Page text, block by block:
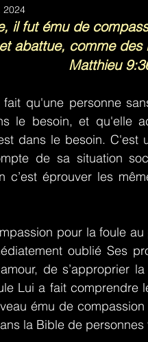
2024
il fut ému de
abattue, comme
Matthieu
qu'une personne
le besoin, et qu'elle
dans le besoin. C'est
de sa situation
c’est éprouver les
pour la foule
oublié Ses
de s’approprier
Lui a fait comprendre
ému de
la Bible de